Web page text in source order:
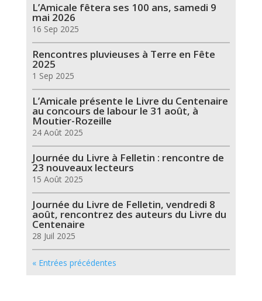
L’Amicale fêtera ses 100 ans, samedi 9
mai 2026
16 Sep 2025
Rencontres pluvieuses à Terre en Fête
2025
1 Sep 2025
L’Amicale présente le Livre du Centenaire
au concours de labour le 31 août, à
Moutier-Rozeille
24 Août 2025
Journée du Livre à Felletin : rencontre de
23 nouveaux lecteurs
15 Août 2025
Journée du Livre de Felletin, vendredi 8
août, rencontrez des auteurs du Livre du
Centenaire
28 Juil 2025
« Entrées précédentes